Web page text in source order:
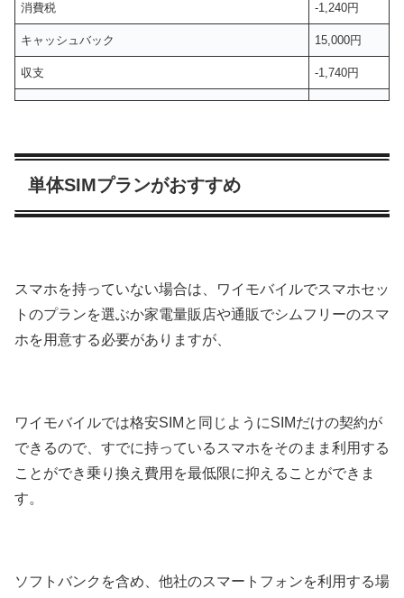
消費税 -1,240円
キャッシュバック 15,000円
収支 -1,740円
単体SIMプランがおすすめ
スマホを持っていない場合は、ワイモバイルでスマホセッ
トのプランを選ぶか家電量販店や通販でシムフリーのスマ
ホを用意する必要がありますが、
ワイモバイルでは格安SIMと同じようにSIMだけの契約が
できるので、すでに持っているスマホをそのまま利用する
ことができ乗り換え費用を最低限に抑えることができま
す。
ソフトバンクを含め、他社のスマートフォンを利用する場